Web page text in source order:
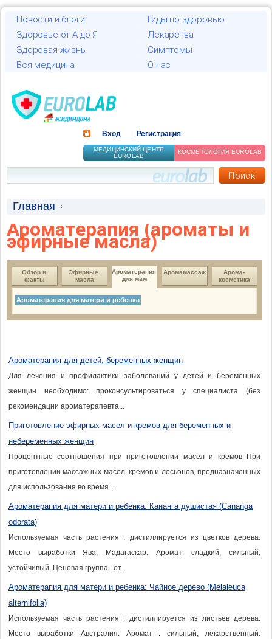
Новости и блоги
Гиды по здоровью
Здоровье от А до Я
Лекарства
Здоровая жизнь
Симптомы
Вся медицина
О нас
Вход Регистрация
МЕДИЦИНСКИЙ ЦЕНТР
EUROLAB
КОСМЕТОЛОГИЯ EUROLAB
Главная
Ароматерапия (ароматы и эфирные масла)
Ароматерапия для мам
Ароматерапия для матери и ребенка
Ароматерапия (ароматы и
эфирные масла)
Обзор и
факты
Эфирные
масла
Ароматерапия
для мам
Аромамассаж
Арома-
косметика
Ароматерапия для матери и ребенка
Ароматерапия для детей, беременных женщин
Для лечения и профилактики заболеваний у детей и беременных
женщин необходимо: проконсультироваться у специалиста (без
рекомендации ароматерапевта...
Приготовление эфирных масел и кремов для беременных и
небеременных женщин
Процентные соотношения при приготовлении масел и кремов При
приготовлении массажных масел, кремов и лосьонов, предназначенных
для использования во время...
Ароматерапия для матери и ребенка: Кананга душистая (Cananga
odorata)
Используемая часть растения : дистиллируется из цветков дерева.
Место выработки Ява, Мадагаскар. Аромат: сладкий, сильный,
устойчивый. Ценовая группа : от...
Ароматерапия для матери и ребенка: Чайное дерево (Melaleuca
alternifolia)
Используемая часть растения : дистиллируется из листьев дерева.
Место выработки Австралия. Аромат : сильный, лекарственный.